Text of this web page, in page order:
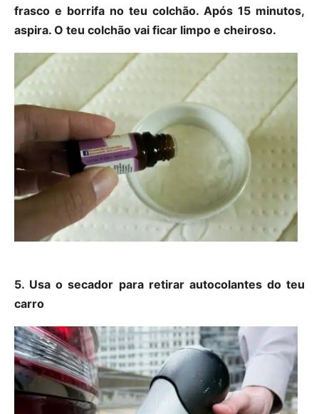
frasco e borrifa no teu colchão. Após 15 minutos,
aspira. O teu colchão vai ficar limpo e cheiroso.
5. Usa o secador para retirar autocolantes do teu
carro